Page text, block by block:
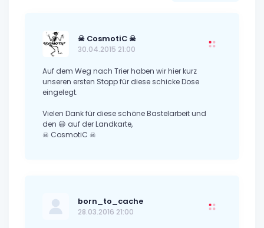
☠ CosmotiC ☠
30.04.2015 21:00
Auf dem Weg nach Trier haben wir hier kurz
unseren ersten Stopp für diese schicke Dose
eingelegt.
Vielen Dank für diese schöne Bastelarbeit und
den 😃 auf der Landkarte,
☠ CosmotiC ☠
born_to_cache
28.03.2016 21:00